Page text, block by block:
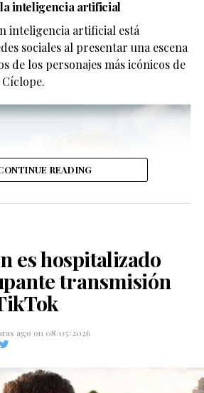
inteligencia artificial
inteligencia artificial está
sociales al presentar una escena
de los personajes más icónicos de
READING
es hospitalizado
transmisión
ago on 08/05/2026